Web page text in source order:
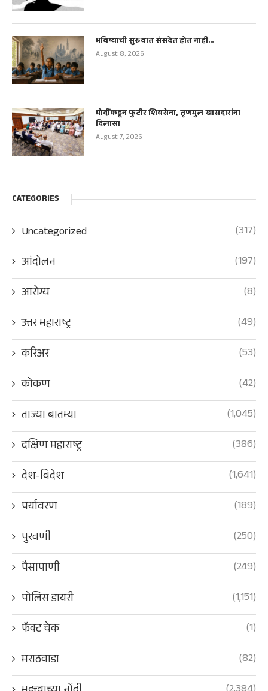
भविष्याची सुरुवात संसदेत होत नाही…
August 8, 2026
मोदींकडून फुटीर शिवसेना, तृणमुल खासदारांना
दिलासा
August 7, 2026
CATEGORIES
Uncategorized
(317)
आंदोलन
(197)
आरोग्य
(8)
उत्तर महाराष्ट्र
(49)
करिअर
(53)
कोकण
(42)
ताज्या बातम्या
(1,045)
दक्षिण महाराष्ट्र
(386)
देश-विदेश
(1,641)
पर्यावरण
(189)
पुरवणी
(250)
पैसापाणी
(249)
पोलिस डायरी
(1,151)
फॅक्ट चेक
(1)
मराठवाडा
(82)